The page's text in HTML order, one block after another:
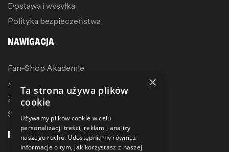
Dostawa i wysyłka
Polityka bezpieczeństwa
NAWIGACJA
Fan-Shop Akademie
Akcesoria treningowe
Zostań dystrybutorem
Sublimacja
LINKI
×
Ta strona używa plików
cookie
Używamy plików cookie w celu
personalizacji treści, reklam i analizy
naszego ruchu. Udostępniamy również
informacje o tym, jak korzystasz z naszej